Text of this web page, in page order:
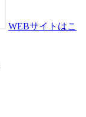
WEBサイトはこ